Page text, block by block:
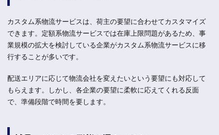
カスタム系物流サービスは、荷主の要望に合わせてカスタマイズ
できます。定額系物流サービスでは在庫上限問題があるため、事
業規模の拡大を検討している企業がカスタム系物流サービスに移
行することが多いです。
配送エリアに応じて物流会社を変えたいという要望にも対応して
もらえます。しかし、各企業の要望に柔軟に応えてくれる反面
で、準備段階で時間を要します。